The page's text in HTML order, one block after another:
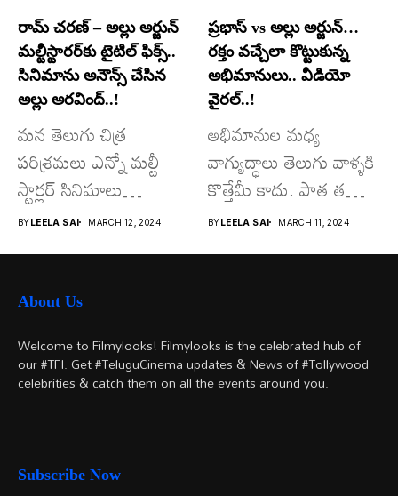
రామ్ చరణ్ – అల్లు అర్జున్
మల్టీస్టారర్​కు టైటిల్ ఫిక్స్..
సినిమాను అనౌన్స్ చేసిన
అల్లు అరవింద్..!
మన తెలుగు చిత్ర
పరిశ్రమలు ఎన్నో మల్టీ
స్టార్లర్ సినిమాలు
వచ్చాయి.. కొన్ని సినిమాలు
అయితే...
BYLEELA SAI MARCH 12, 2024
ప్రభాస్ vs అల్లు అర్జున్…
రక్తం వచ్చేలా కొట్టుకున్న
అభిమానులు.. వీడియో
వైరల్..!
అభిమానుల మధ్య
వాగ్యుద్ధాలు తెలుగు వాళ్ళకి
కొత్తేమీ కాదు. పాత తరం
నటుల నుంచి నేటి...
BYLEELA SAI MARCH 11, 2024
About Us
Welcome to Filmylooks! Filmylooks is the celebrated hub of
our #TFI. Get #TeluguCinema updates & News of #Tollywood
celebrities & catch them on all the events around you.
Subscribe Now